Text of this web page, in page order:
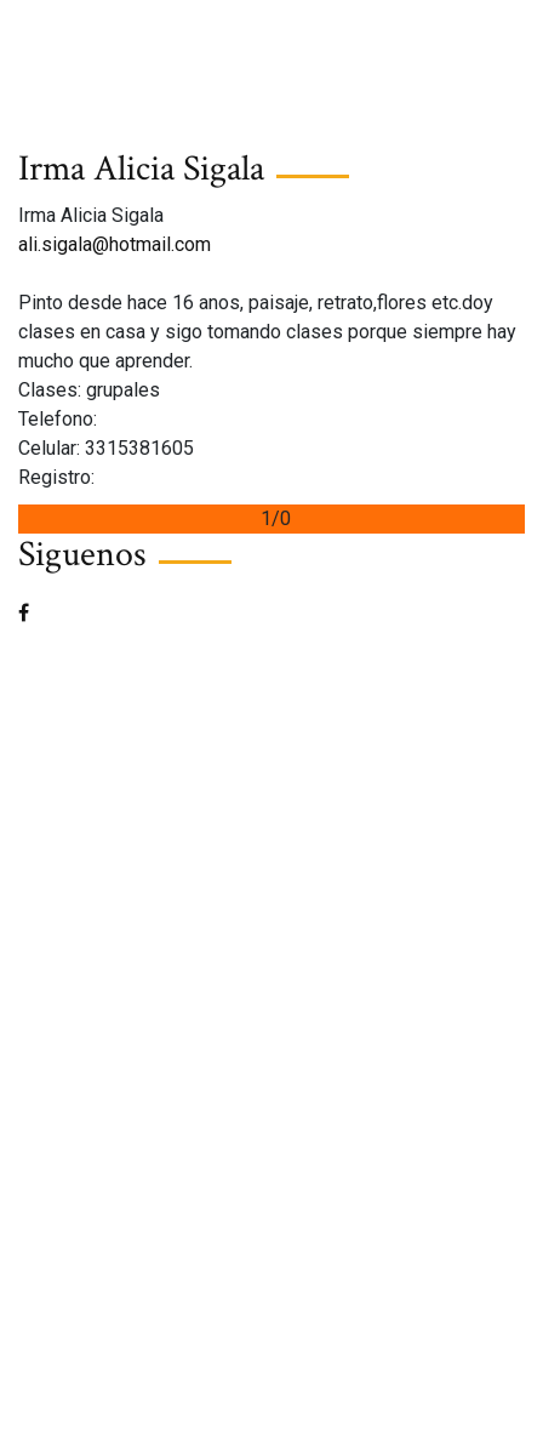
Irma Alicia Sigala
Irma Alicia Sigala
ali.sigala@hotmail.com
Pinto desde hace 16 anos, paisaje, retrato,flores etc.doy
clases en casa y sigo tomando clases porque siempre hay
mucho que aprender.
Clases: grupales
Telefono:
Celular: 3315381605
Registro:
1/0
Siguenos